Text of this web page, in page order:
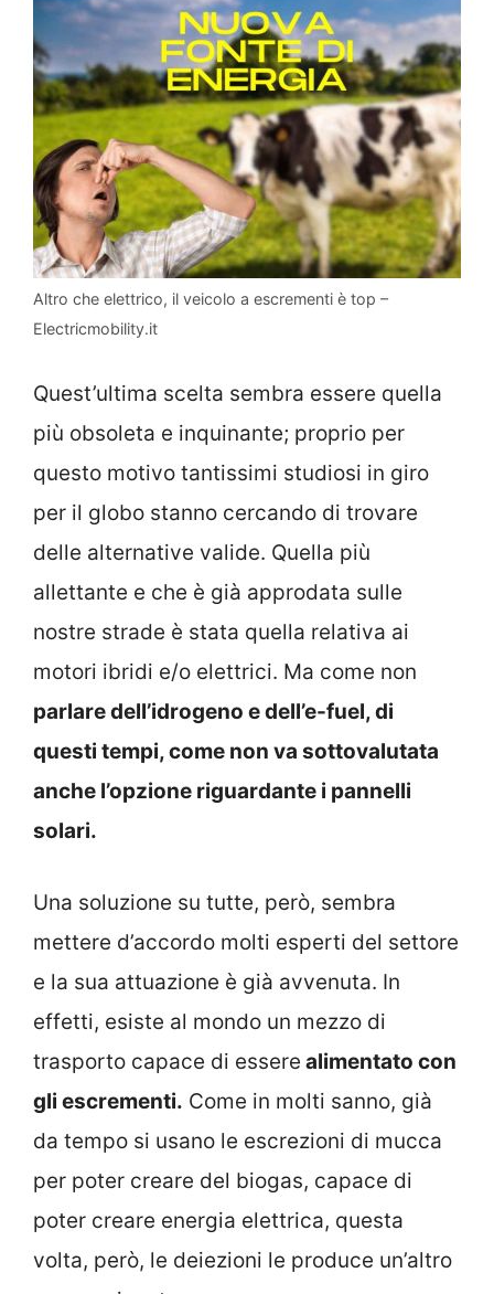
Altro che elettrico, il veicolo a escrementi è top –
Electricmobility.it
Quest’ultima scelta sembra essere quella
più obsoleta e inquinante; proprio per
questo motivo tantissimi studiosi in giro
per il globo stanno cercando di trovare
delle alternative valide. Quella più
allettante e che è già approdata sulle
nostre strade è stata quella relativa ai
motori ibridi e/o elettrici. Ma come non
parlare dell’idrogeno e dell’e-fuel, di
questi tempi, come non va sottovalutata
anche l’opzione riguardante i pannelli
solari.
Una soluzione su tutte, però, sembra
mettere d’accordo molti esperti del settore
e la sua attuazione è già avvenuta. In
effetti, esiste al mondo un mezzo di
trasporto capace di essere alimentato con
gli escrementi. Come in molti sanno, già
da tempo si usano le escrezioni di mucca
per poter creare del biogas, capace di
poter creare energia elettrica, questa
volta, però, le deiezioni le produce un’altro